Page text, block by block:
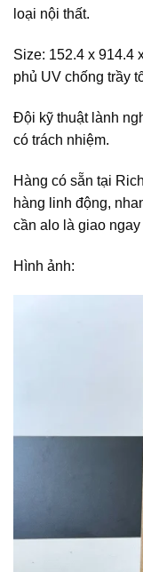
loại nội thất.
Size: 152.4 x 914.4
phủ UV chống trầy
Đội kỹ thuật lành
có trách nhiệm.
Hàng có sẵn tại
hàng linh động,
cần alo là giao ngay
Hình ảnh: